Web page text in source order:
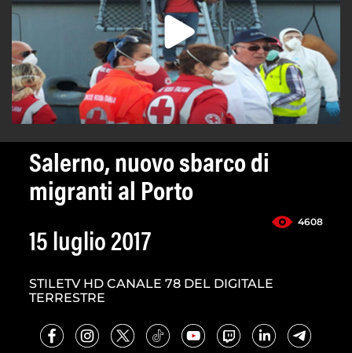
Salerno, nuovo sbarco di
migranti al Porto
4608
15 luglio 2017
STILETV HD CANALE 78 DEL DIGITALE
TERRESTRE